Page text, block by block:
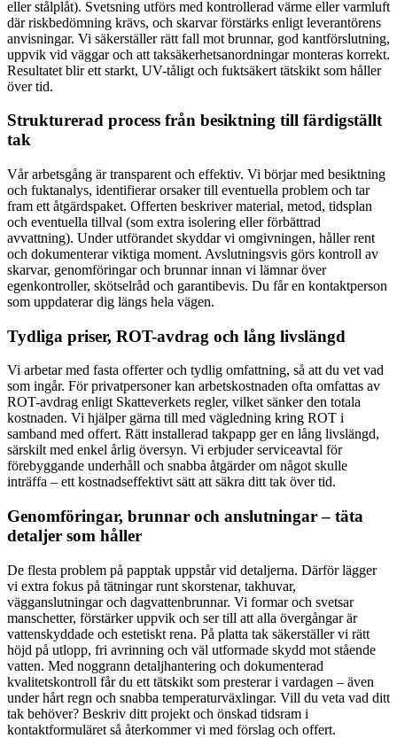
eller stålplåt). Svetsning utförs med kontrollerad värme eller varmluft
där riskbedömning krävs, och skarvar förstärks enligt leverantörens
anvisningar. Vi säkerställer rätt fall mot brunnar, god kantförslutning,
uppvik vid väggar och att taksäkerhetsanordningar monteras korrekt.
Resultatet blir ett starkt, UV-tåligt och fuktsäkert tätskikt som håller
över tid.
Strukturerad process från besiktning till färdigställt
tak
Vår arbetsgång är transparent och effektiv. Vi börjar med besiktning
och fuktanalys, identifierar orsaker till eventuella problem och tar
fram ett åtgärdspaket. Offerten beskriver material, metod, tidsplan
och eventuella tillval (som extra isolering eller förbättrad
avvattning). Under utförandet skyddar vi omgivningen, håller rent
och dokumenterar viktiga moment. Avslutningsvis görs kontroll av
skarvar, genomföringar och brunnar innan vi lämnar över
egenkontroller, skötselråd och garantibevis. Du får en kontaktperson
som uppdaterar dig längs hela vägen.
Tydliga priser, ROT-avdrag och lång livslängd
Vi arbetar med fasta offerter och tydlig omfattning, så att du vet vad
som ingår. För privatpersoner kan arbetskostnaden ofta omfattas av
ROT-avdrag enligt Skatteverkets regler, vilket sänker den totala
kostnaden. Vi hjälper gärna till med vägledning kring ROT i
samband med offert. Rätt installerad takpapp ger en lång livslängd,
särskilt med enkel årlig översyn. Vi erbjuder serviceavtal för
förebyggande underhåll och snabba åtgärder om något skulle
inträffa – ett kostnadseffektivt sätt att säkra ditt tak över tid.
Genomföringar, brunnar och anslutningar – täta
detaljer som håller
De flesta problem på papptak uppstår vid detaljerna. Därför lägger
vi extra fokus på tätningar runt skorstenar, takhuvar,
vägganslutningar och dagvattenbrunnar. Vi formar och svetsar
manschetter, förstärker uppvik och ser till att alla övergångar är
vattenskyddade och estetiskt rena. På platta tak säkerställer vi rätt
höjd på utlopp, fri avrinning och väl utformade skydd mot stående
vatten. Med noggrann detaljhantering och dokumenterad
kvalitetskontroll får du ett tätskikt som presterar i vardagen – även
under hårt regn och snabba temperaturväxlingar. Vill du veta vad ditt
tak behöver? Beskriv ditt projekt och önskad tidsram i
kontaktformuläret så återkommer vi med förslag och offert.